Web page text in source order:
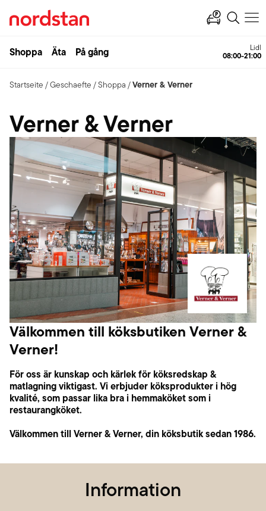
Shoppa Äta På gång Lidl
08:00-21:00
Startseite /Geschaefte /Shoppa /Verner & Verner
Verner & Verner
Välkommen till köksbutiken Verner &
Verner!
För oss är kunskap och kärlek för köksredskap &
matlagning viktigast. Vi erbjuder köksprodukter i hög
kvalité, som passar lika bra i hemmaköket som i
restaurangköket.
Välkommen till Verner & Verner, din köksbutik sedan 1986.
Information